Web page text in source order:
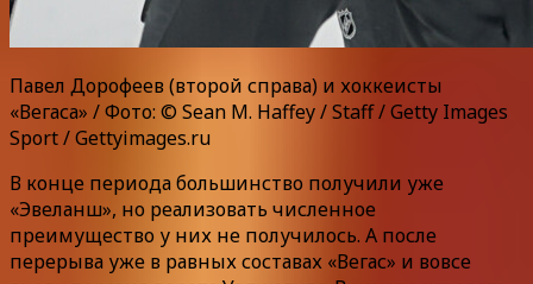
Павел Дорофеев (второй справа) и хоккеисты
«Вегаса» / Фото: © Sean M. Haffey / Staff / Getty Images
Sport / Gettyimages.ru
В конце периода большинство получили уже
«Эвеланш», но реализовать численное
преимущество у них не получилось. А после
перерыва уже в равных составах «Вегас» и вовсе